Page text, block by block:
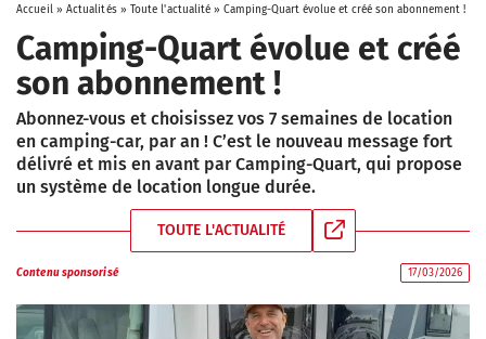
Accueil» Actualités» Toute l'actualité »Camping-Quart évolue et créé son abonnement !
Camping-Quart évolue et créé
son abonnement !
Abonnez-vous et choisissez vos 7 semaines de location
en camping-car, par an ! C’est le nouveau message fort
délivré et mis en avant par Camping-Quart, qui propose
un système de location longue durée.
TOUTE L'ACTUALITÉ
Contenu sponsorisé 17/03/2026